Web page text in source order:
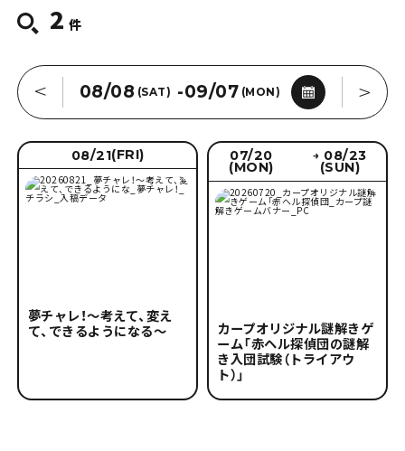
自然2 件
08/08 (SAT) -09/07 (MON)
2026年8月
2 3 4
13 14 15
19
08/21(FRI)
夢チャレ！～考えて、変え
て、できるようになる～
07/20
(MON)
→ 08/23
(SUN)
カープオリジナル謎解きゲ
ーム「赤ヘル探偵団の謎解
き入団試験（トライアウ
ト）」